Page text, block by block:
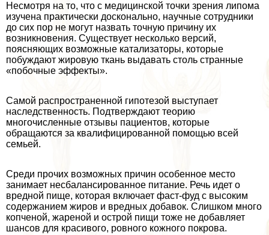
Несмотря на то, что с медицинской точки зрения липома
изучена пpaктически досконально, научные сотрудники
до сих пор не могут назвать точную причину их
возникновения. Существует несколько версий,
поясняющих возможные катализаторы, которые
побуждают жировую ткань выдавать столь странные
«побочные эффекты».
Самой распространенной гипотезой выступает
наследственность. Подтверждают теорию
многочисленные отзывы пациентов, которые
обращаются за квалифицированной помощью всей
семьей.
Среди прочих возможных причин особенное место
занимает несбалансированное питание. Речь идет о
вредной пище, которая включает фаст-фуд с высоким
содержанием жиров и вредных добавок. Слишком много
копченой, жареной и острой пищи тоже не добавляет
шансов для красивого, ровного кожного покрова.